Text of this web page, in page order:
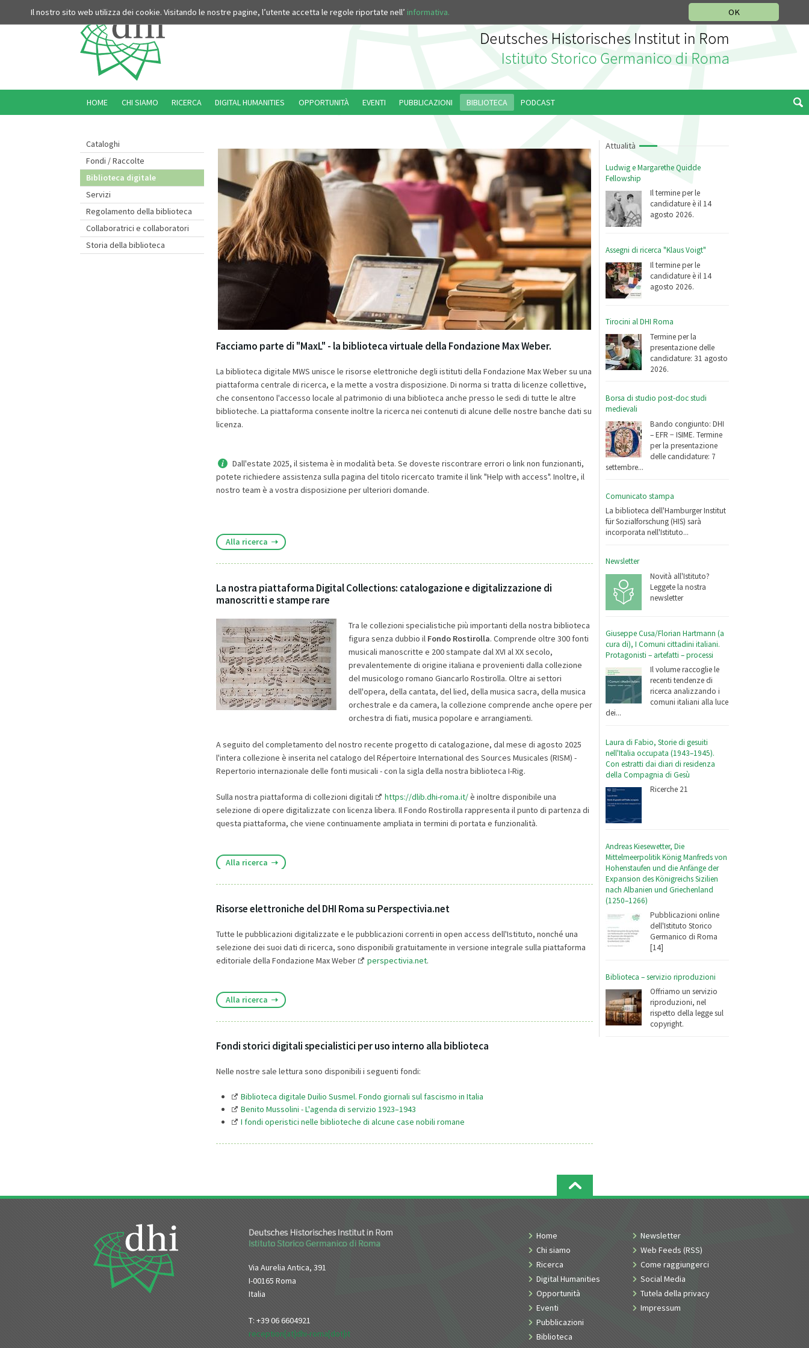
OK
Il nostro sito web utilizza dei cookie. Visitando le nostre pagine, l’utente accetta le regole riportate nell’ informativa.
Cataloghi
Fondi / Raccolte
Biblioteca digitale
Servizi
Regolamento della biblioteca
Collaboratrici e collaboratori
Storia della biblioteca
Attualità
Ludwig e Margarethe Quidde
Fellowship
Il termine per le
candidature è il 14
agosto 2026.
Assegni di ricerca "Klaus Voigt"
Il termine per le
candidature è il 14
agosto 2026.
Tirocini al DHI Roma
Termine per la
presentazione delle
candidature: 31 agosto
2026.
Borsa di studio post-doc studi
medievali
Bando congiunto: DHI
– EFR − ISIME. Termine
per la presentazione
delle candidature: 7
settembre...
Comunicato stampa
La biblioteca dell'Hamburger Institut
für Sozialforschung (HIS) sarà
incorporata nell'Istituto...
Newsletter
Novità all'Istituto?
Leggete la nostra
newsletter
Giuseppe Cusa/Florian Hartmann (a
cura di), I Comuni cittadini italiani.
Protagonisti – artefatti – processi
Il volume raccoglie le
recenti tendenze di
ricerca analizzando i
comuni italiani alla luce
dei...
Laura di Fabio, Storie di gesuiti
nell'Italia occupata (1943–1945).
Con estratti dai diari di residenza
della Compagnia di Gesù
Ricerche 21
Andreas Kiesewetter, Die
Mittelmeerpolitik König Manfreds von
Hohenstaufen und die Anfänge der
Expansion des Königreichs Sizilien
nach Albanien und Griechenland
(1250–1266)
Pubblicazioni online
dell'Istituto Storico
Germanico di Roma
[14]
Biblioteca – servizio riproduzioni
Offriamo un servizio
riproduzioni, nel
rispetto della legge sul
copyright.
Facciamo parte di "MaxL" - la biblioteca virtuale della Fondazione Max Weber.
La biblioteca digitale MWS unisce le risorse elettroniche degli istituti della Fondazione Max Weber su una
piattaforma centrale di ricerca, e la mette a vostra disposizione. Di norma si tratta di licenze collettive,
che consentono l'accesso locale al patrimonio di una biblioteca anche presso le sedi di tutte le altre
biblioteche. La piattaforma consente inoltre la ricerca nei contenuti di alcune delle nostre banche dati su
licenza.
Dall'estate 2025, il sistema è in modalità beta. Se doveste riscontrare errori o link non funzionanti,
potete richiedere assistenza sulla pagina del titolo ricercato tramite il link "Help with access". Inoltre, il
nostro team è a vostra disposizione per ulteriori domande.
Alla ricerca
La nostra piattaforma Digital Collections: catalogazione e digitalizzazione di
manoscritti e stampe rare
Tra le collezioni specialistiche più importanti della nostra biblioteca
figura senza dubbio il Fondo Rostirolla. Comprende oltre 300 fonti
musicali manoscritte e 200 stampate dal XVI al XX secolo,
prevalentemente di origine italiana e provenienti dalla collezione
del musicologo romano Giancarlo Rostirolla. Oltre ai settori
dell'opera, della cantata, del lied, della musica sacra, della musica
orchestrale e da camera, la collezione comprende anche opere per
orchestra di fiati, musica popolare e arrangiamenti.
A seguito del completamento del nostro recente progetto di catalogazione, dal mese di agosto 2025
l'intera collezione è inserita nel catalogo del Répertoire International des Sources Musicales (RISM) -
Repertorio internazionale delle fonti musicali - con la sigla della nostra biblioteca I-Rig.
Sulla nostra piattaforma di collezioni digitali https://dlib.dhi-roma.it/è inoltre disponibile una
selezione di opere digitalizzate con licenza libera. Il Fondo Rostirolla rappresenta il punto di partenza di
questa piattaforma, che viene continuamente ampliata in termini di portata e funzionalità.
Alla ricerca
Risorse elettroniche del DHI Roma su Perspectivia.net
Tutte le pubblicazioni digitalizzate e le pubblicazioni correnti in open access dell'Istituto, nonché una
selezione dei suoi dati di ricerca, sono disponibili gratuitamente in versione integrale sulla piattaforma
editoriale della Fondazione Max Weber
perspectivia.net.
Alla ricerca
Fondi storici digitali specialistici per uso interno alla biblioteca
Nelle nostre sale lettura sono disponibili i seguenti fondi:
Biblioteca digitale Duilio Susmel. Fondo giornali sul fascismo in Italia
Benito Mussolini - L'agenda di servizio 1923–1943
I fondi operistici nelle biblioteche di alcune case nobili romane
Via Aurelia Antica, 391
I-00165 Roma
Italia
T: +39 06 6604921
reception[at]dhi-roma[dot]it
Home
Chi siamo
Ricerca
Digital Humanities
Opportunità
Eventi
Pubblicazioni
Biblioteca
Newsletter
Web Feeds (RSS)
Come raggiungerci
Social Media
Tutela della privacy
Impressum
HOME CHI SIAMO RICERCA DIGITAL HUMANITIES OPPORTUNITÀ EVENTI PUBBLICAZIONI BIBLIOTECA PODCAST